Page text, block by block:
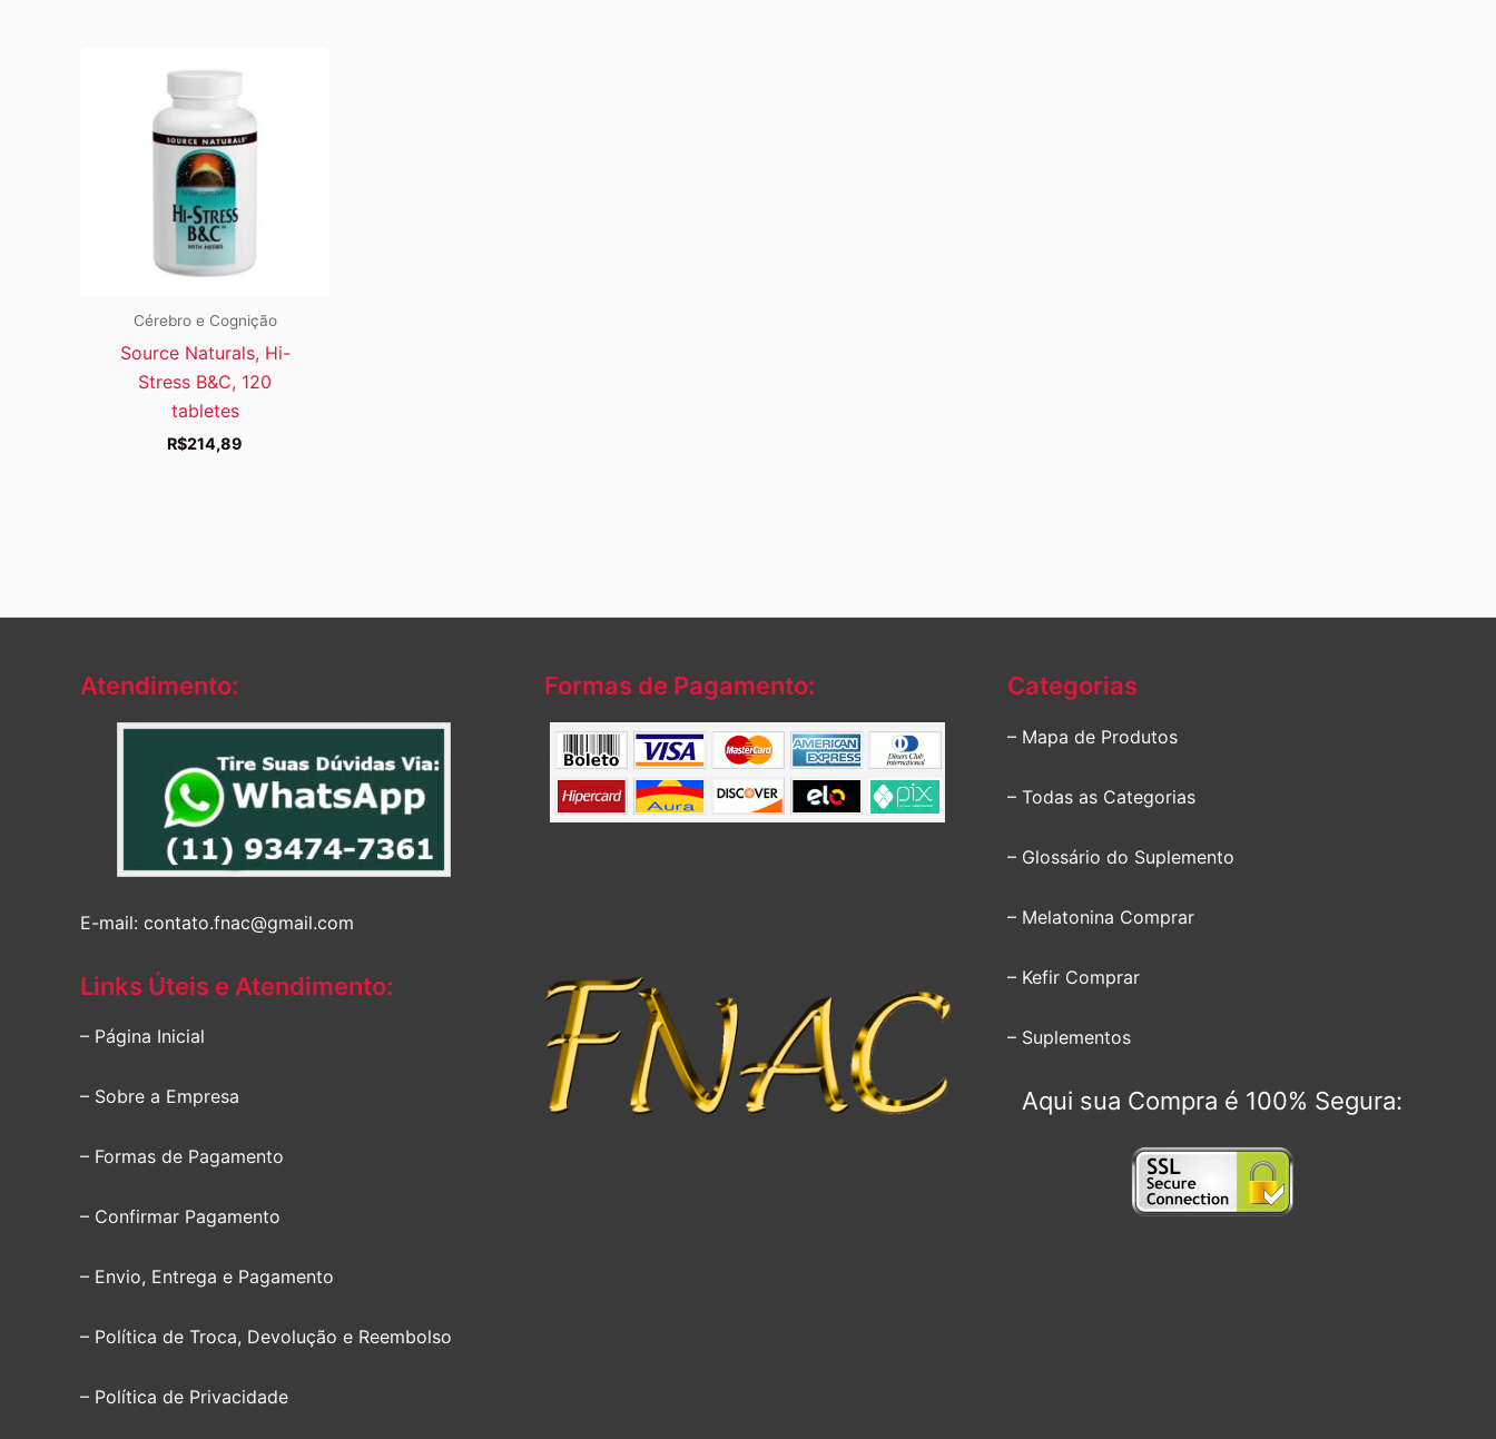
Cérebro e Cognição
Source Naturals, Hi-
Stress B&C, 120
tabletes
R$214,89
Atendimento:
E-mail: contato.fnac@gmail.com
Links Úteis e Atendimento:
– Página Inicial
– Sobre a Empresa
– Formas de Pagamento
– Confirmar Pagamento
– Envio, Entrega e Pagamento
– Política de Troca, Devolução e Reembolso
– Política de Privacidade
Formas de Pagamento: Categorias
– Mapa de Produtos
– Todas as Categorias
– Glossário do Suplemento
– Melatonina Comprar
– Kefir Comprar
– Suplementos
Aqui sua Compra é 100% Segura: